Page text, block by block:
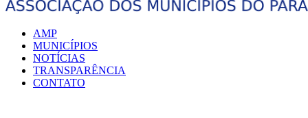
AMP
MUNICÍPIOS
NOTÍCIAS
TRANSPARÊNCIA
CONTATO